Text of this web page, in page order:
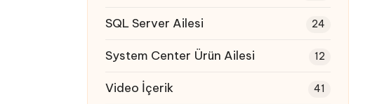
SQL Server Ailesi 24
System Center Ürün Ailesi 12
Video İçerik 41